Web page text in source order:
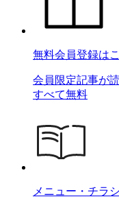
無料会員登録は
会員限定記事が
すべて無料
メニュー・チラ